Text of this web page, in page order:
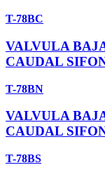
T-78BC
VALVULA
CAUDAL
T-78BN
VALVULA
CAUDAL
T-78BS